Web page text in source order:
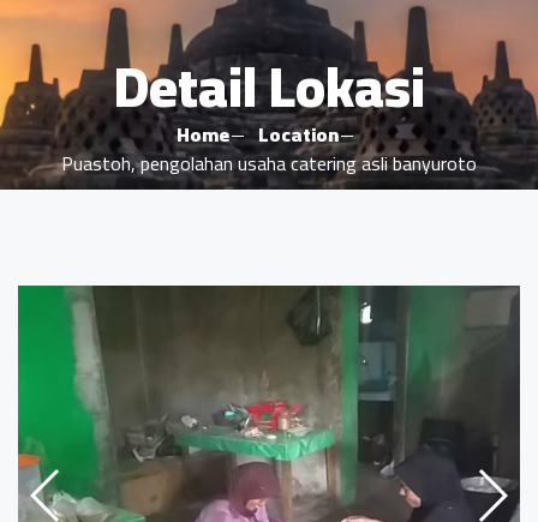
Detail Lokasi
Home
Location
Puastoh, pengolahan usaha catering asli banyuroto